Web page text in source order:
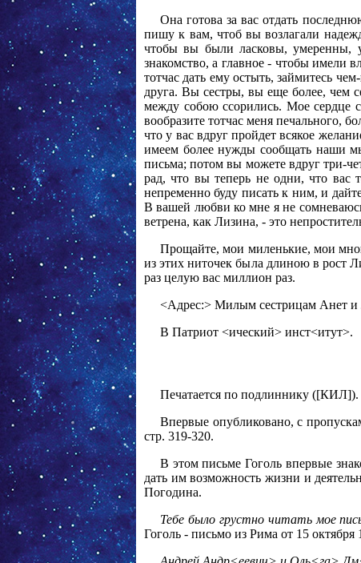
Она готова за вас отдать
пишу к вам, чтоб вы возлагали
чтобы вы были ласковы, умеренны,
знакомство, а главное - чтобы имели
тотчас дать ему остыть, займитесь
друга. Вы сестры, вы еще более, чем
между собою ссорились. Мое сердце
вообразите тотчас меня печального,
что у вас вдруг пройдет всякое
имеем более нужды сообщать наши
письма; потом вы можете вдруг три-
рад, что вы теперь не одни, что
непременно буду писать к ним, и
В вашей любви ко мне я не
ветрена, как Лизина, - это
Прощайте, мои миленькие, мои
из этих ниточек была длиною в рост
раз целую вас миллион раз.
<Адрес:> Милым сестрицам Анет и
В Патриот <ический> инст<итут>.
Печатается по подлиннику ([КИЛ]).
Впервые опубликовано, с
стр. 319-320.
В этом письме Гоголь впервые
дать им возможность жизни и
Погодина.
Тебе было грустно читать мое
Гоголь - письмо из Рима от 15